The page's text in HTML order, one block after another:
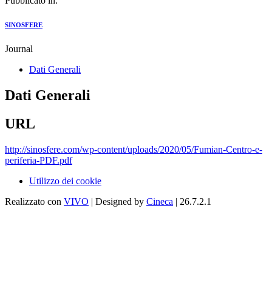
SINOSFERE
Journal
Dati Generali
Dati Generali
URL
http://sinosfere.com/wp-content/uploads/2020/05/Fumian-Centro-e-
periferia-PDF.pdf
Utilizzo dei cookie
Realizzato con VIVO | Designed by Cineca | 26.7.2.1